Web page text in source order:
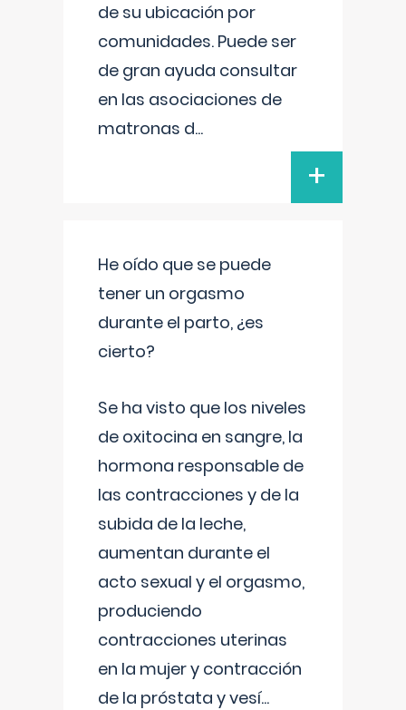
de su ubicación por
comunidades. Puede ser
de gran ayuda consultar
en las asociaciones de
matronas d...
+
He oído que se puede
tener un orgasmo
durante el parto, ¿es
cierto?
Se ha visto que los niveles
de oxitocina en sangre, la
hormona responsable de
las contracciones y de la
subida de la leche,
aumentan durante el
acto sexual y el orgasmo,
produciendo
contracciones uterinas
en la mujer y contracción
de la próstata y vesí...